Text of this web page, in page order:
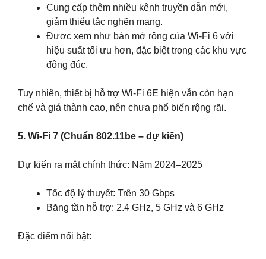
Cung cấp thêm nhiều kênh truyền dẫn mới,
giảm thiểu tắc nghẽn mạng.
Được xem như bản mở rộng của Wi-Fi 6 với
hiệu suất tối ưu hơn, đặc biệt trong các khu vực
đông đúc.
Tuy nhiên, thiết bị hỗ trợ Wi-Fi 6E hiện vẫn còn hạn
chế và giá thành cao, nên chưa phổ biến rộng rãi.
5. Wi-Fi 7 (Chuẩn 802.11be – dự kiến)
Dự kiến ra mắt chính thức: Năm 2024–2025
Tốc độ lý thuyết: Trên 30 Gbps
Băng tần hỗ trợ: 2.4 GHz, 5 GHz và 6 GHz
Đặc điểm nổi bật: